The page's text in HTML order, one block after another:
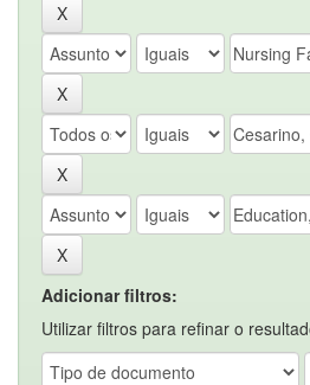
Adicionar filtros:
Utilizar filtros para refinar o